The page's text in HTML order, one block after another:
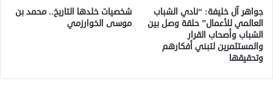
جواهر آل خليفة: “نادي الشباب
العالمي للأعمال” حلقة وصل بين
الشباب وأصحاب القرار
والمستثمرين لتبني أفكارهم
وتحقيقها
شخصيات خلدها التاريخ.. محمد بن
موسى الخوارزمي